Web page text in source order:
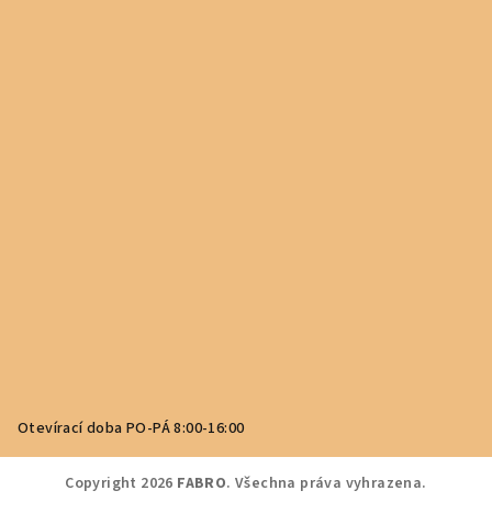
Otevírací doba PO-PÁ 8:00-16:00
Copyright 2026 FABRO. Všechna práva vyhrazena.